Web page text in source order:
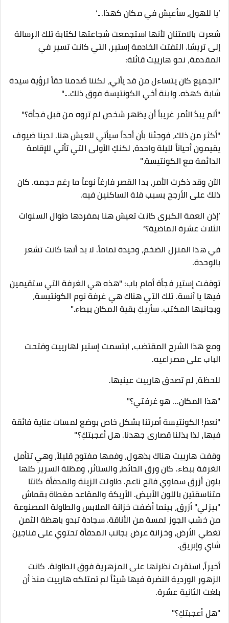
​’يا للهول، سأعيش في مكان كهذا...‘
شعرت بالامتنان لأنها استجمعت شجاعتها لكتابة تلك الرسالة
إلى تريشا. التفتت الخادمة إستير، التي كانت تسير في
المقدمة، نحو هارييت قائلة:
"الجميع كان يتساءل من قد يأتي، لكننا صُدمنا حقاً لرؤية سيدة
شابة كهذه. وابنة أخي الكونتيسة فوق ذلك..."
"ألم يبدُ الأمر غريباً أن يظهر شخص لم تروه من قبل فجأة؟"
"أكثر من ذلك، فوجئنا بأن أحداً سيأتي للعيش هنا. لدينا ضيوف
يقيمون أحياناً لليلة واحدة، لكنكِ الأولى التي تأتي للإقامة
الدائمة مع الكونتيسة."
​الآن وقد ذكرت الأمر، بدا القصر فارغاً نوعاً ما رغم حجمه. كان
ذلك على الأرجح بسبب قلة الساكنين فيه.
’إذن العمة الكبرى كانت تعيش هنا بمفردها طوال السنوات
الثلاث عشرة الماضية؟‘
في هذا المنزل الضخم، وحيدة تماماً. لا بد أنها كانت تشعر
بالوحدة.
​توقفت إستير فجأة أمام باب: "هذه هي الغرفة التي ستقيمين
فيها يا آنسة. تلك التي هناك هي غرفة نوم الكونتيسة،
وبجانبها المكتب. سأريكِ بقية المكان ببطء."
ومع هذا الشرح المقتضب، ابتسمت إستير لهارييت وفتحت
الباب على مصراعيه.
​للحظة، لم تصدق هارييت عينيها.
"هذا المكان... هو غرفتي؟"
"نعم! الكونتيسة أمرتنا بشكل خاص بوضع لمسات عناية فائقة
فيها، لذا بذلنا قصارى جهدنا. هل أعجبتكِ؟"
​وقفت هارييت هناك بذهول، وفمها مفتوح قليلاً، وهي تتأمل
الغرفة ببطء. كان ورق الحائط، والستائر، ومظلة السرير كلها
بلون أزرق سماوي فاتح ناعم. طاولت الزينة والمدفأة كانتا
متناسقتين باللون الأبيض. الأريكة والمقاعد مغطاة بقماش
"بيزلي" أزرق، بينما أضفت خزانة الملابس والطاولة المصنوعة
من خشب الجوز لمسة من الأناقة. سجادة تبدو باهظة الثمن
تغطي الأرض، وخزانة عرض بجانب المدفأة تحتوي على فناجين
شاي وإبريق.
​أخيراً، استقرت نظرتها على المزهرية فوق الطاولة. كانت
الزهور الوردية النضرة فيها شيئاً لم تمتلكه هارييت منذ أن
بلغت الثانية عشرة.
"هل أعجبتكِ؟"